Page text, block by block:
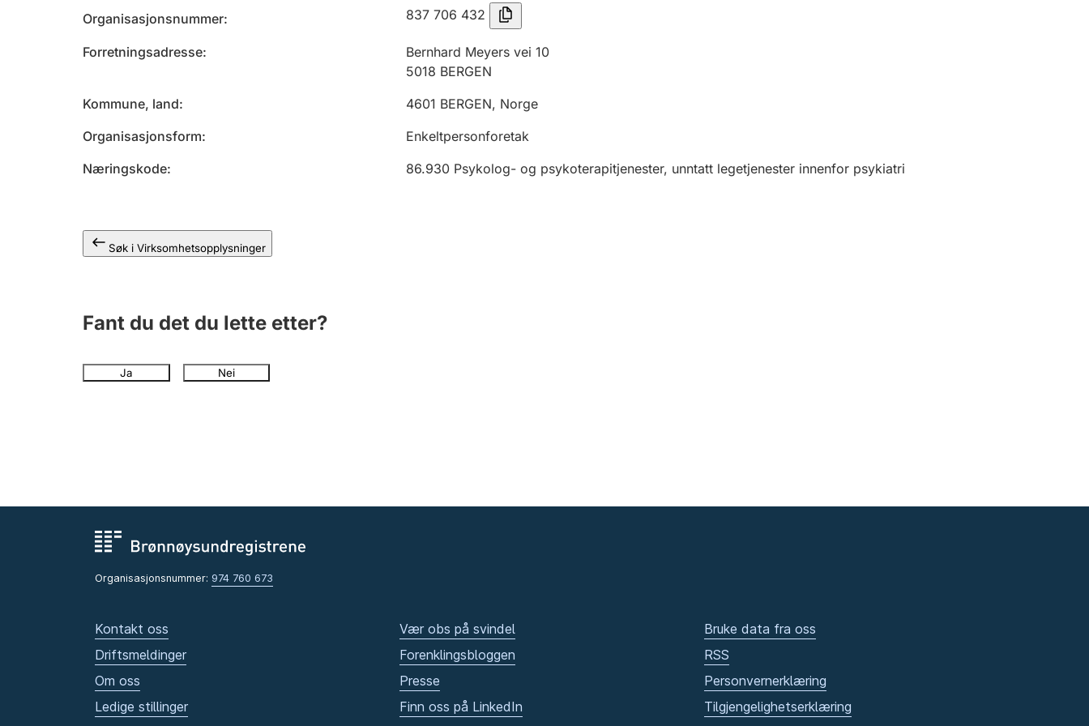
Organisasjonsnummer 837 706 432
Forretningsadresse
Bernhard Meyers vei 10
5018 BERGEN
Kommune, land
4601 BERGEN, Norge
Organisasjonsform
Enkeltpersonforetak
Næringskode
86.930 Psykolog- og psykoterapitjenester, unntatt legetjenester innenfor psykiatri
Søk i Virksomhetsopplysninger
Fant du det du lette etter?
Ja Nei
Organisasjonsnummer: 974 760 673
Kontakt oss
Driftsmeldinger
Om oss
Ledige stillinger
Vær obs på svindel
Forenklingsbloggen
Presse
Finn oss på LinkedIn
Bruke data fra oss
RSS
Personvernerklæring
Tilgjengelighetserklæring